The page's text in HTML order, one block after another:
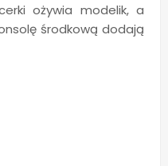
ożywia modelik, a
środkową dodają